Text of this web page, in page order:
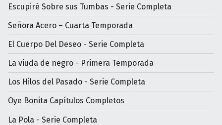
Escupiré Sobre sus Tumbas - Serie Completa
Señora Acero – Cuarta Temporada
El Cuerpo Del Deseo - Serie Completa
La viuda de negro - Primera Temporada
Los Hilos del Pasado - Serie Completa
Oye Bonita Capítulos Completos
La Pola - Serie Completa